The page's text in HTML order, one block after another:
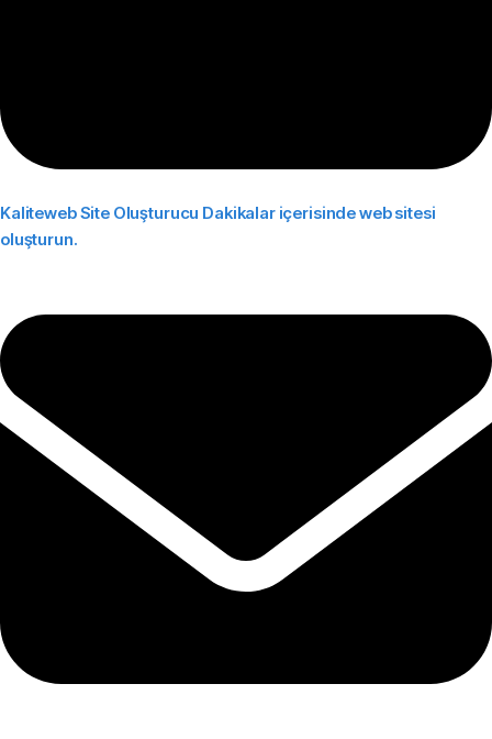
Kaliteweb Site Oluşturucu Dakikalar içerisinde web sitesi
oluşturun.